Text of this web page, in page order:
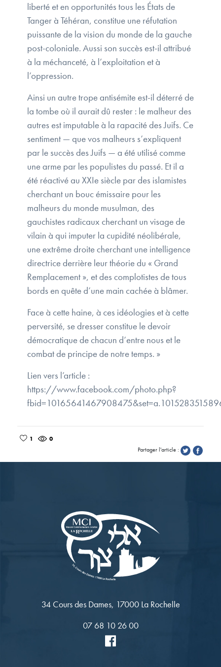
liberté et en opportunités tous les États de
Tanger à Téhéran, constitue une réfutation
puissante de la vision du monde de la gauche
post-coloniale. Aussi son succès est-il attribué
à la méchanceté, à l’exploitation et à
l’oppression.
Ainsi un autre trope antisémite est-il déterré de
la tombe où il aurait dû rester : le malheur des
autres est imputable à la rapacité des Juifs. Ce
sentiment — que vos malheurs s’expliquent
par le succès des Juifs — a été utilisé comme
une arme par les populistes du passé. Et il a
été réactivé au XXIe siècle par des islamistes
cherchant un bouc émissaire pour les
malheurs du monde musulman, des
gauchistes radicaux cherchant un visage de
vilain à qui imputer la cupidité néolibérale,
une extrême droite cherchant une intelligence
directrice derrière leur théorie du « Grand
Remplacement », et des complotistes de tous
bords en quête d’une main cachée à blâmer.
Face à cette haine, à ces idéologies et à cette
perversité, se dresser constitue le devoir
démocratique de chacun d’entre nous et le
combat de principe de notre temps. »
Lien vers l’article :
https://www.facebook.com/photo.php?
1
0
Partager l'article :
34 Cours des Dames, 17000 La Rochelle
07 68 10 26 00